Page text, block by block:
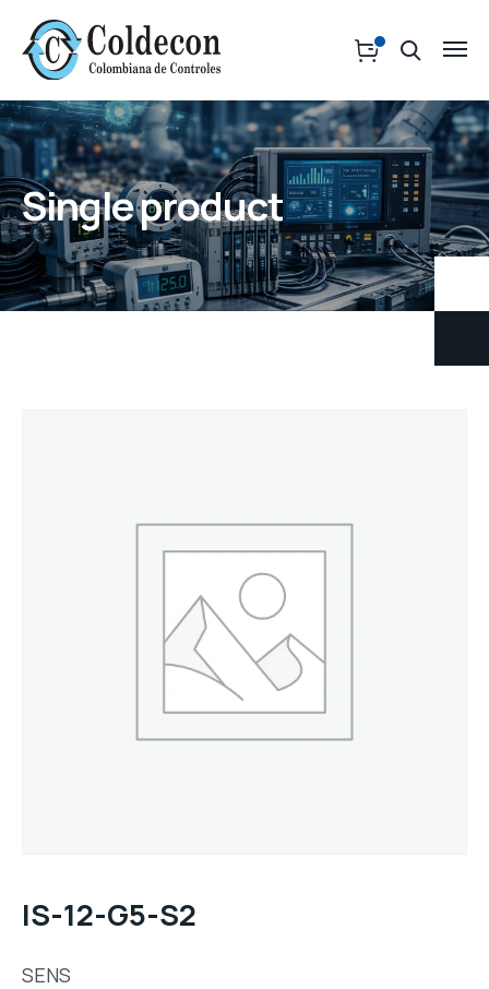
Single product
IS-12-G5-S2
SENS